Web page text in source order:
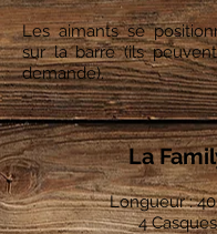
Les aimants se
sur la barre (ils
demande).
La
Longueur :
4 Casques